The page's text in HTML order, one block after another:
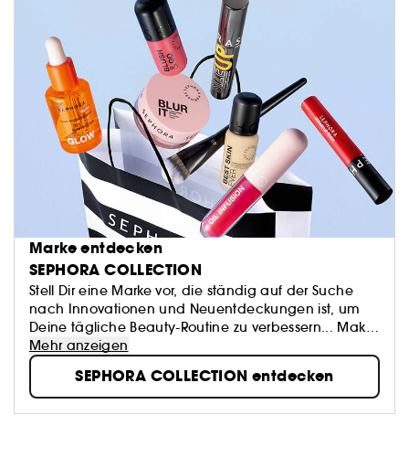
Marke entdecken
SEPHORA COLLECTION
Stell Dir eine Marke vor, die ständig auf der Suche
nach Innovationen und Neuentdeckungen ist, um
Deine tägliche Beauty-Routine zu verbessern... Make-
up, Accessoires, Bad- und Hautpflegeprodukte:
SEPHORA COLLECTION bietet eine Fülle von
spannenden Produkten...
Mehr anzeigen
SEPHORA COLLECTION entdecken